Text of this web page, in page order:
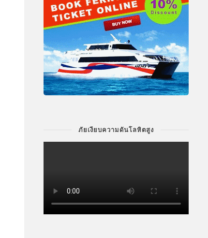
ภัยเงียบความดันโลหิตสูง